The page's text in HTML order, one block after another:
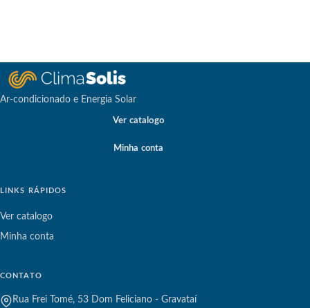
Ar-condicionado e Energia Solar
Ver catalogo
Minha conta
LINKS RÁPIDOS
Ver catalogo
Minha conta
CONTATO
Rua Frei Tomé, 53 Dom Feliciano - Gravataí